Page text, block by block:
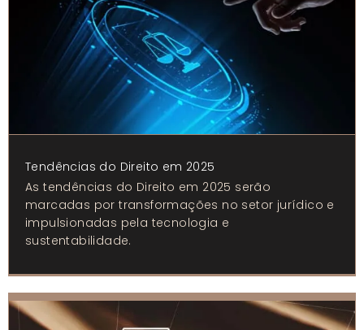
Tendências do Direito em 2025
As tendências do Direito em 2025 serão
marcadas por transformações no setor jurídico e
impulsionadas pela tecnologia e
sustentabilidade.